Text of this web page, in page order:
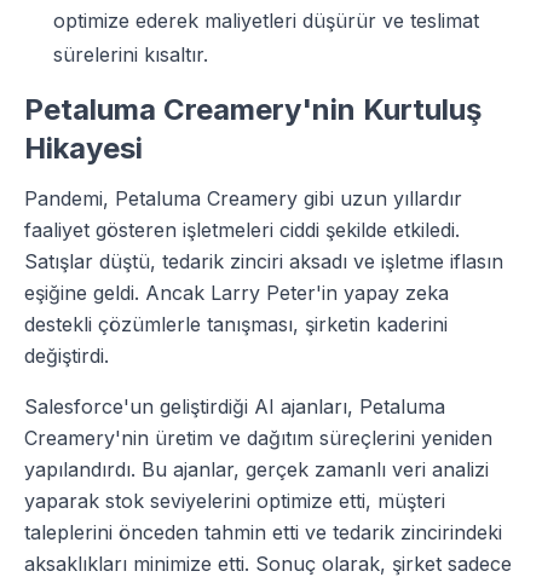
optimize ederek maliyetleri düşürür ve teslimat
sürelerini kısaltır.
Petaluma Creamery'nin Kurtuluş
Hikayesi
Pandemi, Petaluma Creamery gibi uzun yıllardır
faaliyet gösteren işletmeleri ciddi şekilde etkiledi.
Satışlar düştü, tedarik zinciri aksadı ve işletme iflasın
eşiğine geldi. Ancak Larry Peter'in yapay zeka
destekli çözümlerle tanışması, şirketin kaderini
değiştirdi.
Salesforce'un geliştirdiği AI ajanları, Petaluma
Creamery'nin üretim ve dağıtım süreçlerini yeniden
yapılandırdı. Bu ajanlar, gerçek zamanlı veri analizi
yaparak stok seviyelerini optimize etti, müşteri
taleplerini önceden tahmin etti ve tedarik zincirindeki
aksaklıkları minimize etti. Sonuç olarak, şirket sadece